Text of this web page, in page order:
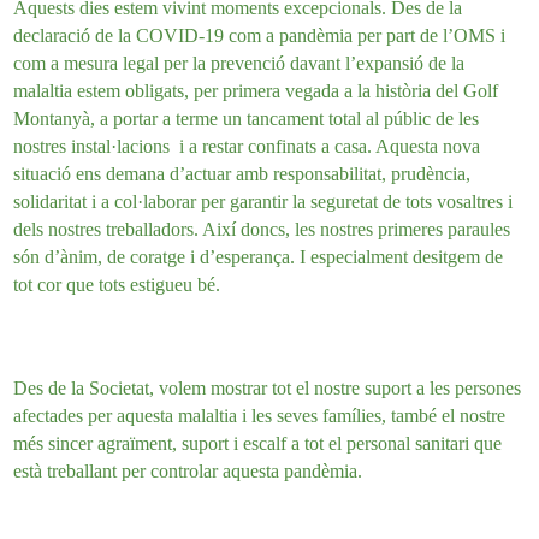
Aquests dies estem vivint moments excepcionals. Des de la
declaració de la COVID-19 com a pandèmia per part de l’OMS i
com a mesura legal per la prevenció davant l’expansió de la
malaltia estem obligats, per primera vegada a la història del Golf
Montanyà, a portar a terme un tancament total al públic de les
nostres instal·lacions i a restar confinats a casa. Aquesta nova
situació ens demana d’actuar amb responsabilitat, prudència,
solidaritat i a col·laborar per garantir la seguretat de tots vosaltres i
dels nostres treballadors. Així doncs, les nostres primeres paraules
són d’ànim, de coratge i d’esperança. I especialment desitgem de
tot cor que tots estigueu bé.
Des de la Societat, volem mostrar tot el nostre suport a les persones
afectades per aquesta malaltia i les seves famílies, també el nostre
més sincer agraïment, suport i escalf a tot el personal sanitari que
està treballant per controlar aquesta pandèmia.